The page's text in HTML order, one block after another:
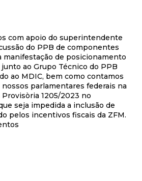
com apoio do superintendente
do PPB de componentes
manifestação de posicionamento
ao Grupo Técnico do PPB
ao MDIC, bem como contamos
parlamentares federais na
1205/2023 no
seja impedida a inclusão de
pelos incentivos fiscais da ZFM.